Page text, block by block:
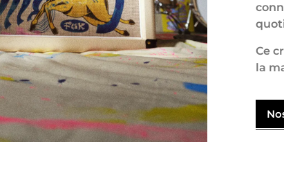
Ce
la